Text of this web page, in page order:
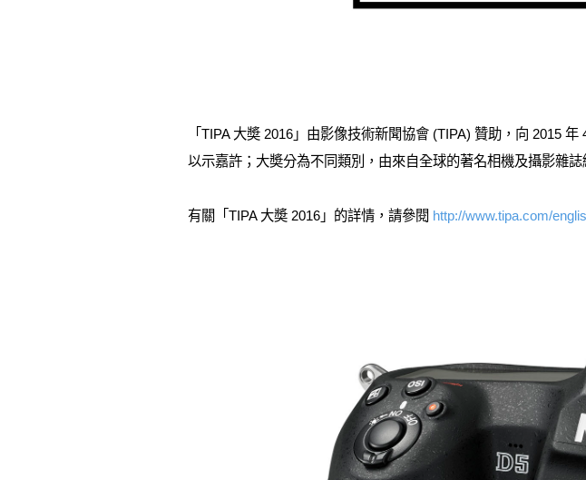
「TIPA 大奬 2016」由影像技術新聞協會 (TIPA) 贊助，向 2015
以示嘉許；大奬分為不同類別，由來自全球的著名相機及攝影雜誌
有關「TIPA 大奬 2016」的詳情，請參閱 http://www.tipa.com/